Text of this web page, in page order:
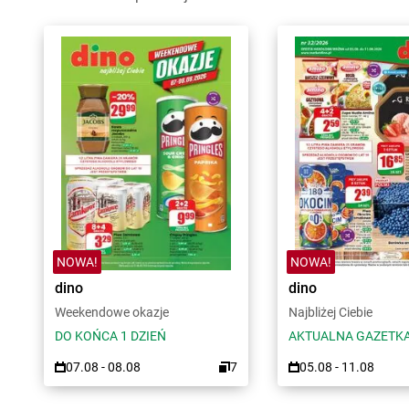
NOWA!
dino
Weekendowe okazje
DO KOŃCA 1 DZIEŃ
07.08 - 08.08 7
NOWA!
dino
Najbliżej Ciebie
AKTUALNA
05.08 - 11.08